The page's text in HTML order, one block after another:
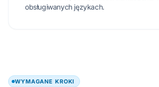
obsługiwanych językach.
WYMAGANE KROKI